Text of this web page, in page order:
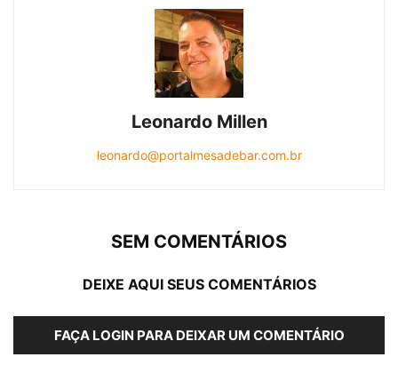
Leonardo Millen
leonardo@portalmesadebar.com.br
SEM COMENTÁRIOS
DEIXE AQUI SEUS COMENTÁRIOS
FAÇA LOGIN PARA DEIXAR UM COMENTÁRIO